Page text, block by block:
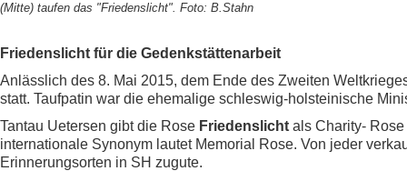
(Mitte) taufen das "Friedenslicht". Foto: B.Stahn
Friedenslicht für die Gedenkstättenarbeit
Anlässlich des 8. Mai 2015, dem Ende des Zweiten
statt. Taufpatin war die ehemalige schleswig-holsteinische
Tantau Uetersen gibt die Rose Friedenslicht als Charity-
internationale Synonym lautet Memorial Rose. Von jeder
Erinnerungsorten in SH zugute.